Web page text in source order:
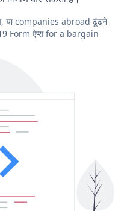
या companies abroad ढूंढने
Form ऐप्स for a bargain